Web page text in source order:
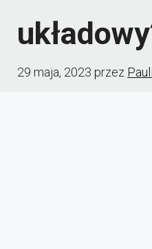
29 maja, 2023 przez